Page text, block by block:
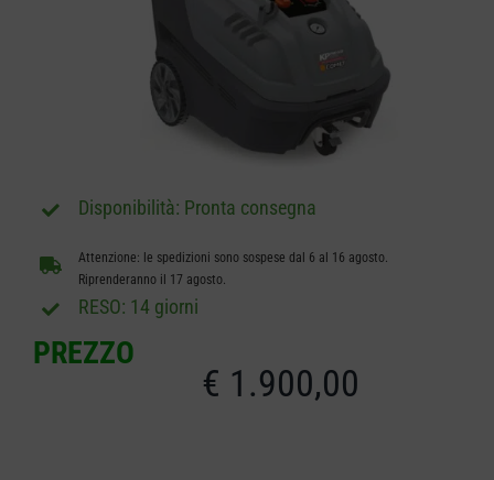
Pronta consegna
Attenzione: le spedizioni sono sospese dal 6 al 16 agosto.
Riprenderanno il 17 agosto.
RESO: 14 giorni
PREZZO
€ 1.900,00